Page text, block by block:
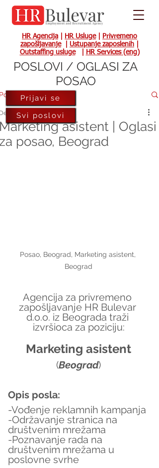
HR Agencija HR Usluge|
Privremeno
zapošljavanje| Ustupanje zaposlenih
Outstaffing usluge| HR Services (eng)
asistent | Oglasi
posao, Beograd
9, 2021
Posao, Beograd, Marketing asistent,
Beograd
Agencija za privremeno
zapošljavanje HR Bulevar
d.o.o. iz Beograda traži
izvršioca za poziciju:
Marketing asistent
(Beograd)
Opis posla:
-Vođenje reklamnih kampanja
-Održavanje stranica na
društvenim mrežama
-Poznavanje rada na
društvenim mrežama u
poslovne svrhe
Prijavi se
Svi poslovi
POSLOVI / OGLASI ZA
POSAO